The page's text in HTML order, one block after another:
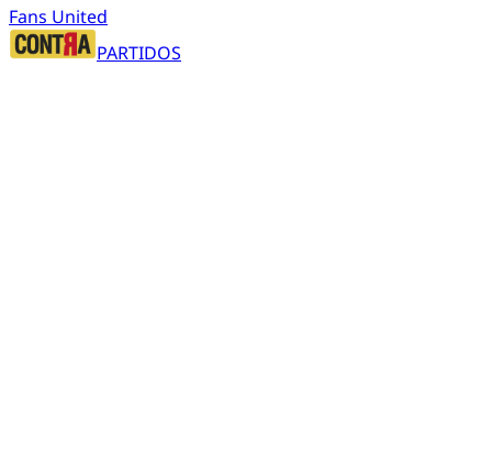
Fans United
PARTIDOS